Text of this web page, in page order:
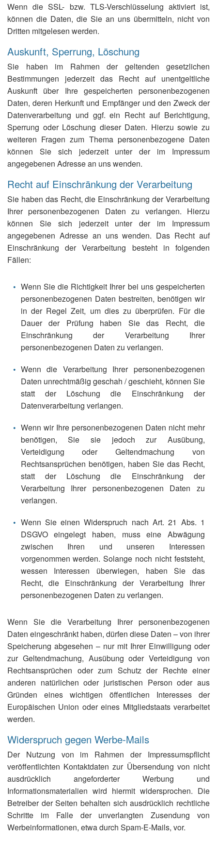
Wenn die SSL- bzw. TLS-Verschlüsselung aktiviert ist,
können die Daten, die Sie an uns übermitteln, nicht von
Dritten mitgelesen werden.
Auskunft, Sperrung, Löschung
Sie haben im Rahmen der geltenden gesetzlichen
Bestimmungen jederzeit das Recht auf unentgeltliche
Auskunft über Ihre gespeicherten personenbezogenen
Daten, deren Herkunft und Empfänger und den Zweck der
Datenverarbeitung und ggf. ein Recht auf Berichtigung,
Sperrung oder Löschung dieser Daten. Hierzu sowie zu
weiteren Fragen zum Thema personenbezogene Daten
können Sie sich jederzeit unter der im Impressum
angegebenen Adresse an uns wenden.
Recht auf Einschränkung der Verarbeitung
Sie haben das Recht, die Einschränkung der Verarbeitung
Ihrer personenbezogenen Daten zu verlangen. Hierzu
können Sie sich jederzeit unter der im Impressum
angegebenen Adresse an uns wenden. Das Recht auf
Einschränkung der Verarbeitung besteht in folgenden
Fällen:
Wenn Sie die Richtigkeit Ihrer bei uns gespeicherten
personenbezogenen Daten bestreiten, benötigen wir
in der Regel Zeit, um dies zu überprüfen. Für die
Dauer der Prüfung haben Sie das Recht, die
Einschränkung der Verarbeitung Ihrer
personenbezogenen Daten zu verlangen.
Wenn die Verarbeitung Ihrer personenbezogenen
Daten unrechtmäßig geschah / geschieht, können Sie
statt der Löschung die Einschränkung der
Datenverarbeitung verlangen.
Wenn wir Ihre personenbezogenen Daten nicht mehr
benötigen, Sie sie jedoch zur Ausübung,
Verteidigung oder Geltendmachung von
Rechtsansprüchen benötigen, haben Sie das Recht,
statt der Löschung die Einschränkung der
Verarbeitung Ihrer personenbezogenen Daten zu
verlangen.
Wenn Sie einen Widerspruch nach Art. 21 Abs. 1
DSGVO eingelegt haben, muss eine Abwägung
zwischen Ihren und unseren Interessen
vorgenommen werden. Solange noch nicht feststeht,
wessen Interessen überwiegen, haben Sie das
Recht, die Einschränkung der Verarbeitung Ihrer
personenbezogenen Daten zu verlangen.
Wenn Sie die Verarbeitung Ihrer personenbezogenen
Daten eingeschränkt haben, dürfen diese Daten – von ihrer
Speicherung abgesehen – nur mit Ihrer Einwilligung oder
zur Geltendmachung, Ausübung oder Verteidigung von
Rechtsansprüchen oder zum Schutz der Rechte einer
anderen natürlichen oder juristischen Person oder aus
Gründen eines wichtigen öffentlichen Interesses der
Europäischen Union oder eines Mitgliedstaats verarbeitet
werden.
Widerspruch gegen Werbe-Mails
Der Nutzung von im Rahmen der Impressumspflicht
veröffentlichten Kontaktdaten zur Übersendung von nicht
ausdrücklich angeforderter Werbung und
Informationsmaterialien wird hiermit widersprochen. Die
Betreiber der Seiten behalten sich ausdrücklich rechtliche
Schritte im Falle der unverlangten Zusendung von
Werbeinformationen, etwa durch Spam-E-Mails, vor.